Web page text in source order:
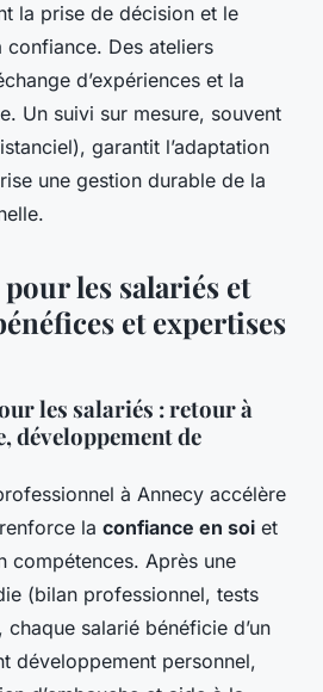
la prise de décision et le
Des ateliers
d’expériences et la
Un suivi sur mesure, souvent
garantit l’adaptation
une gestion durable de la
les salariés et
et expertises
les salariés : retour à
développement de
à Annecy accélère
la confiance en soi et
compétences. Après une
(bilan professionnel, tests
salarié bénéficie d’un
développement personnel,